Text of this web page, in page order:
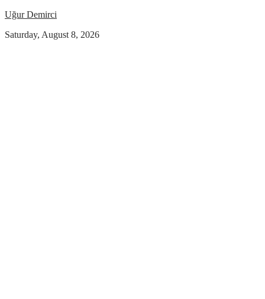
Uğur Demirci
Saturday, August 8, 2026